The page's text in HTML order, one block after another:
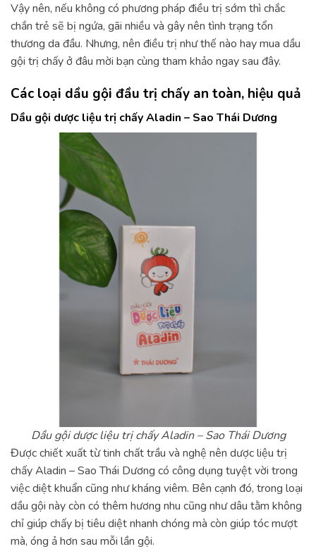
Vậy nên, nếu không có phương pháp điều trị sớm thì chắc
chắn trẻ sẽ bị ngứa, gãi nhiều và gây nên tình trạng tổn
thương da đầu. Nhưng, nên điều trị như thế nào hay mua dầu
gội trị chấy ở đâu mời bạn cùng tham khảo ngay sau đây.
Các loại dầu gội đầu trị chấy an toàn, hiệu quả
Dầu gội dược liệu trị chấy Aladin – Sao Thái Dương
Dầu gội dược liệu trị chấy Aladin – Sao Thái Dương
Được chiết xuất từ tinh chất trầu và nghệ nên dược liệu trị
chấy Aladin – Sao Thái Dương có công dụng tuyệt vời trong
việc diệt khuẩn cũng như kháng viêm. Bên cạnh đó, trong loại
dầu gội này còn có thêm hương nhu cũng như dâu tằm không
chỉ giúp chấy bị tiêu diệt nhanh chóng mà còn giúp tóc mượt
mà, óng ả hơn sau mỗi lần gội.